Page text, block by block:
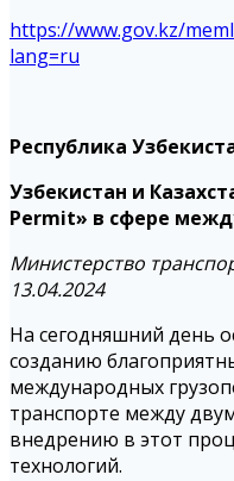
https://www.gov.kz/
lang=ru
Республика
Узбекистан и
Permit» в сфере
Министерство
13.04.2024
На сегодняшний день
созданию
международных
транспорте между
внедрению в этот
технологий.